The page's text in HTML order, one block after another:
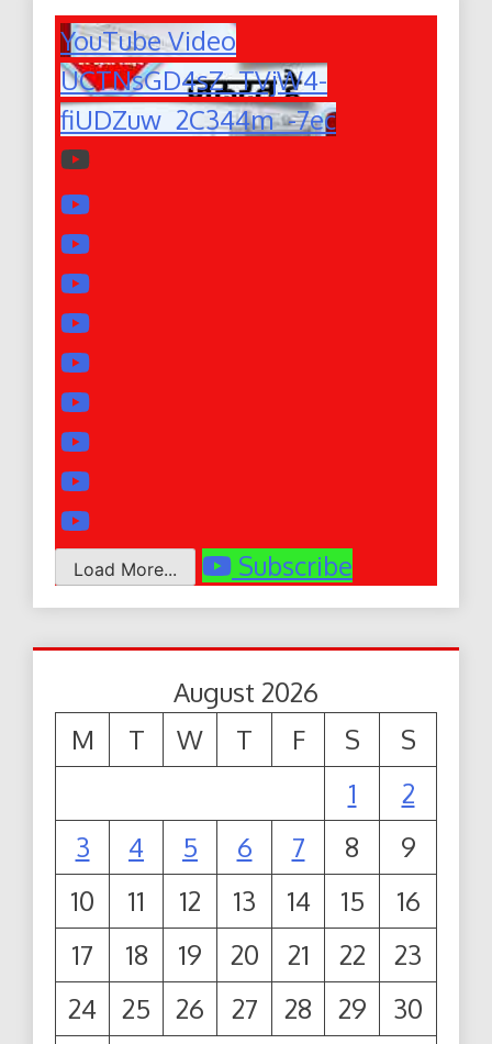
YouTube Video
UCTNsGD4sZ_TVjW4-
fiUDZuw_2C344m_-7ec
Load More... Subscribe
August 2026
M
T W T F S
S
1
2
3
4 5 6 7 8
9
10
11 12 13 14 15
16
17
18 19 20 21 22
23
24
25 26 27 28 29
30